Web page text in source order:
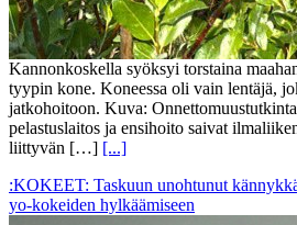
Kannonkoskella syöksyi torstaina
tyypin kone. Koneessa oli vain lentäjä,
jatkohoitoon. Kuva:
pelastuslaitos ja ensihoito saivat
liittyvän […] [...]
:KOKEET: Taskuun unohtunut
yo-kokeiden hylkäämiseen